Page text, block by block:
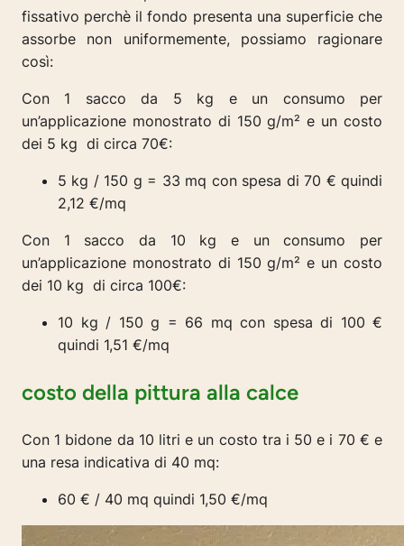
fissativo perchè il fondo presenta una superficie che
assorbe non uniformemente, possiamo ragionare
così:
Con 1 sacco da 5 kg e un consumo per
un’applicazione monostrato di 150 g/m² e un costo
dei 5 kg di circa 70€:
5 kg / 150 g = 33 mq con spesa di 70 € quindi
2,12 €/mq
Con 1 sacco da 10 kg e un consumo per
un’applicazione monostrato di 150 g/m² e un costo
dei 10 kg di circa 100€:
10 kg / 150 g = 66 mq con spesa di 100 €
quindi 1,51 €/mq
costo della pittura alla calce
Con 1 bidone da 10 litri e un costo tra i 50 e i 70 € e
una resa indicativa di 40 mq:
60 € / 40 mq quindi 1,50 €/mq